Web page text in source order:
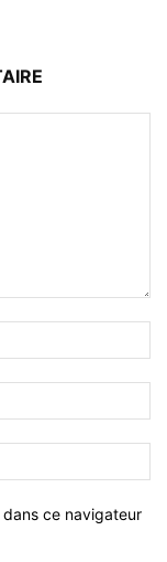
ce navigateur